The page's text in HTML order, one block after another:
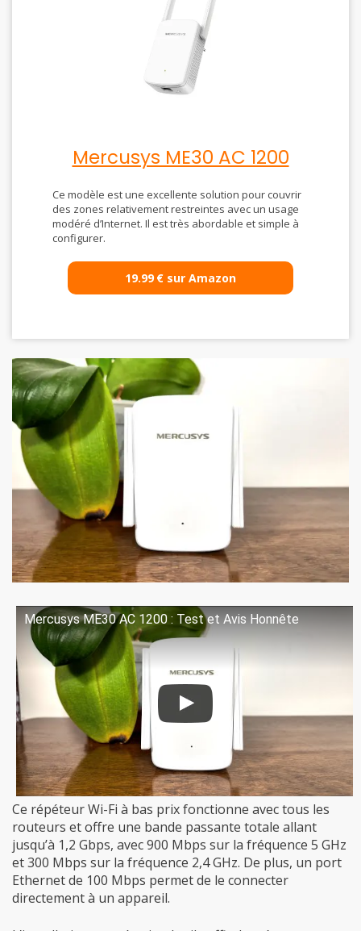
Mercusys ME30 AC 1200
Ce modèle est une excellente solution pour couvrir
des zones relativement restreintes avec un usage
modéré d’Internet. Il est très abordable et simple à
configurer.
19.99€ sur Amazon
Mercusys ME30 AC 1200 : Test et Avis Honnête
Ce répéteur Wi-Fi à bas prix fonctionne avec tous les
routeurs et offre une bande passante totale allant
jusqu’à 1,2 Gbps, avec 900 Mbps sur la fréquence 5 GHz
et 300 Mbps sur la fréquence 2,4 GHz. De plus, un port
Ethernet de 100 Mbps permet de le connecter
directement à un appareil.